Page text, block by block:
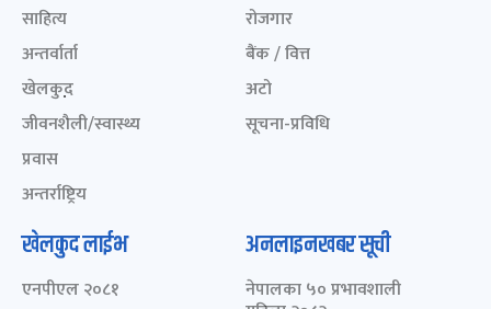
साहित्य
अन्तर्वार्ता
खेलकुद़़
जीवनशैली/स्वास्थ्य
प्रवास
अन्तर्राष्ट्रिय
रोजगार
बैंक / वित्त
अटो
सूचना-प्रविधि
खेलकुद लाईभ
एनपीएल २०८१
अनलाइनखबर सूची
नेपालका ५० प्रभावशाली